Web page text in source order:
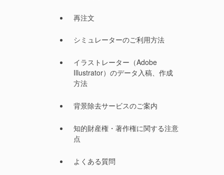
再注文
シミュレーターのご利用方法
イラストレーター（Adobe
Illustrator）のデータ入稿、作成
方法
背景除去サービスのご案内
知的財産権・著作権に関する注意
点
よくある質問